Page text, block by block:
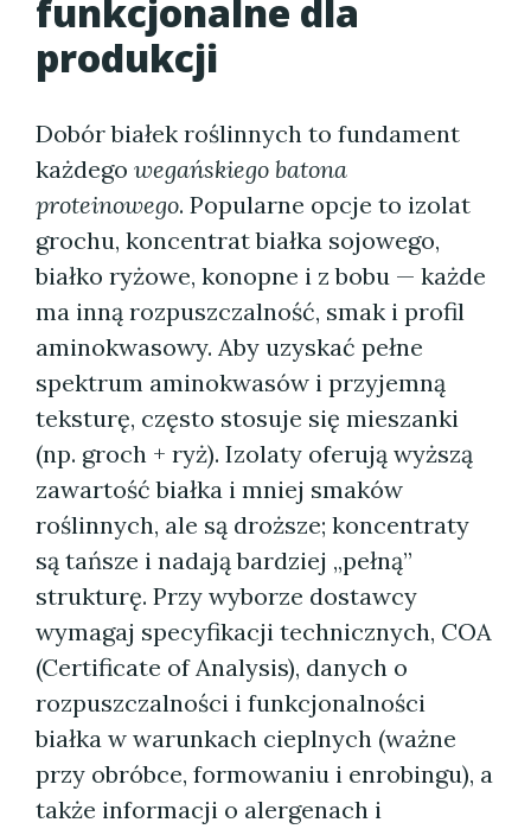
funkcjonalne dla
produkcji
Dobór białek roślinnych to fundament
każdego wegańskiego batona
proteinowego. Popularne opcje to izolat
grochu, koncentrat białka sojowego,
białko ryżowe, konopne i z bobu — każde
ma inną rozpuszczalność, smak i profil
aminokwasowy. Aby uzyskać pełne
spektrum aminokwasów i przyjemną
teksturę, często stosuje się mieszanki
(np. groch + ryż). Izolaty oferują wyższą
zawartość białka i mniej smaków
roślinnych, ale są droższe; koncentraty
są tańsze i nadają bardziej „pełną”
strukturę. Przy wyborze dostawcy
wymagaj specyfikacji technicznych, COA
(Certificate of Analysis), danych o
rozpuszczalności i funkcjonalności
białka w warunkach cieplnych (ważne
przy obróbce, formowaniu i enrobingu), a
także informacji o alergenach i